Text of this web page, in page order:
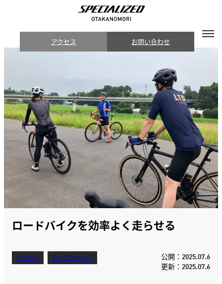
アクセス お問い合わせ
ロードバイクを効率よく走らせる
イベント ワークショップ
公開：2025.07.6
更新：2025.07.6